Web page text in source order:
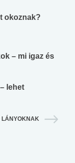
okoznak?
– mi igaz és
lehet